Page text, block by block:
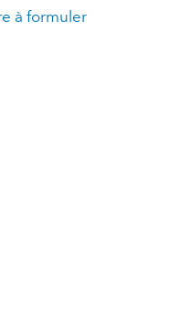
à formuler